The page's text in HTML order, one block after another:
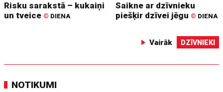
Risku sarakstā – kukaiņi
un tveice © DIENA
Saikne ar dzīvnieku
piešķir dzīvei jēgu © DIENA
Vairāk DZĪVNIEKI
NOTIKUMI